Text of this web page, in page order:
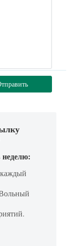
неделю: